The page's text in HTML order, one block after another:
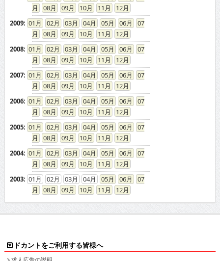
08
09 10 11
12
2009: 01 02 03 04 05 06
07
08
09 10 11
12
2008: 01 02 03 04 05 06
07
08
09 10 11
12
2007: 01 02 03 04 05 06
07
08
09 10 11
12
2006: 01 02 03 04 05 06
07
08
09 10 11
12
2005: 01 02 03 04 05 06
07
08
09 10 11
12
2004: 01 02 03 04 05 06
07
08
09 10 11
12
2003: 01 02 03 04 05 06
07
08
09 10 11 12
ドカントをご利用する皆様へ